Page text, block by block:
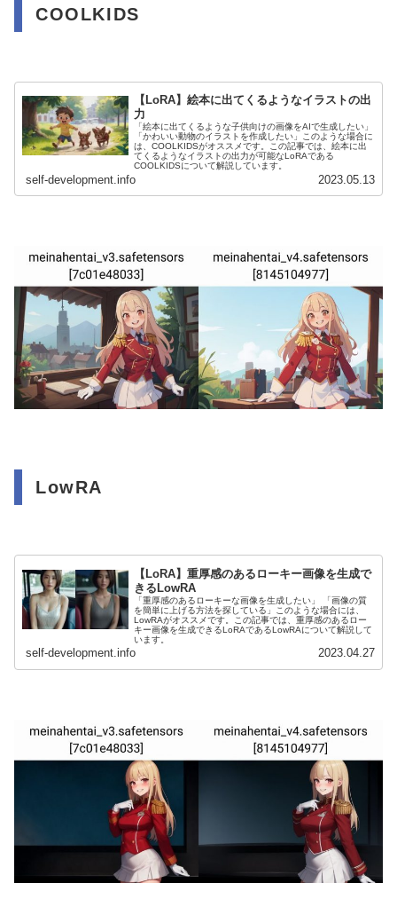
COOLKIDS
【LoRA】絵本に出てくるようなイラストの出
力
「絵本に出てくるような子供向けの画像をAIで生成したい」
「かわいい動物のイラストを作成したい」このような場合に
は、COOLKIDSがオススメです。この記事では、絵本に出
てくるようなイラストの出力が可能なLoRAである
COOLKIDSについて解説しています。
self-development.info 2023.05.13
LowRA
【LoRA】重厚感のあるローキー画像を生成で
きるLowRA
「重厚感のあるローキーな画像を生成したい」 「画像の質
を簡単に上げる方法を探している」このような場合には、
LowRAがオススメです。この記事では、重厚感のあるロー
キー画像を生成できるLoRAであるLowRAについて解説して
います。
self-development.info 2023.04.27